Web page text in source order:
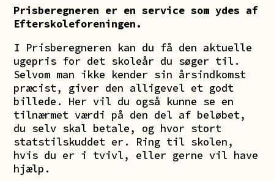
Prisberegneren er en service som ydes af
Efterskoleforeningen.
I Prisberegneren kan du få den aktuelle
ugepris for det skoleår du søger til.
Selvom man ikke kender sin årsindkomst
præcist, giver den alligevel et godt
billede. Her vil du også kunne se en
tilnærmet værdi på den del af beløbet,
du selv skal betale, og hvor stort
statstilskuddet er. Ring til skolen,
hvis du er i tvivl, eller gerne vil have
hjælp.